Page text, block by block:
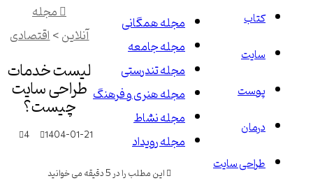
کتاب
سایت
پوست
درمان
طراحی سایت
مجله همگانی
مجله جامعه
مجله تندرستی
مجله هنری و فرهنگ
مجله نشاط
مجله رویداد
مجله
آنلاین>اقتصادی
لیست خدمات
طراحی سایت
چیست؟
1404-01-21
4
این مطلب را در 5 دقیقه می خوانید